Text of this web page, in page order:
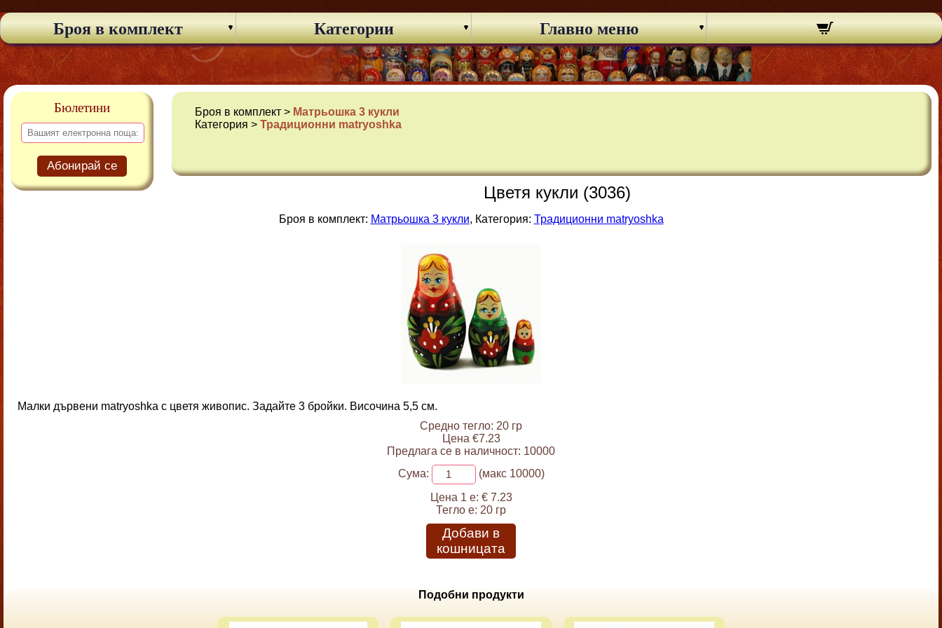
Броя в комплект Категории Главно меню
Бюлетини
Абонирай се
Броя в комплект > Матрьошка 3 кукли
Категория >Традиционни matryoshka
Цветя кукли (3036)
Броя в комплект: Матрьошка 3 кукли, Категория: Традиционни matryoshka
Малки дървени matryoshka с цветя живопис. Задайте 3 бройки. Височина 5,5 см.
Средно тегло: 20 гр
Цена €7.23
Предлага се в наличност: 10000
Сума:
(макс 10000)
Цена 1 е: € 7.23
Тегло е: 20 гр
Добави в
кошницата
Подобни продукти